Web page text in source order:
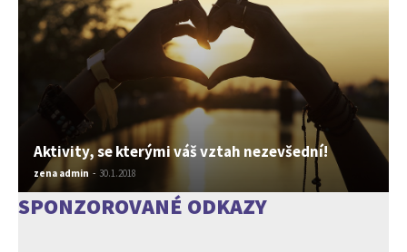
Aktivity, se kterými váš vztah nezevšední!
zena admin - 30.1.2018
SPONZOROVANÉ ODKAZY